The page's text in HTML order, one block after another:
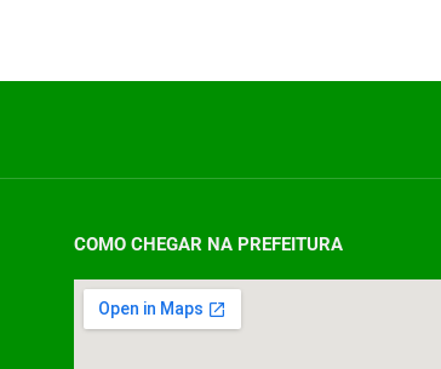
COMO CHEGAR NA PREFEITURA